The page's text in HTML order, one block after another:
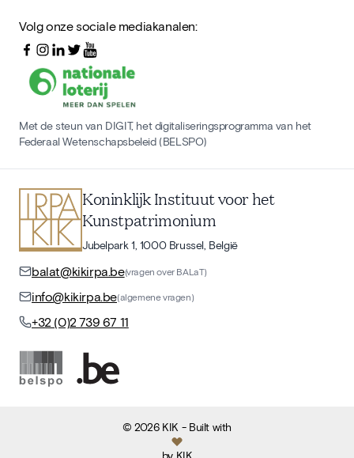
Volg onze sociale mediakanalen:
Met de steun van DIGIT, het digitaliseringsprogramma van het
Federaal Wetenschapsbeleid (BELSPO)
Koninklijk Instituut voor het
Kunstpatrimonium
Jubelpark 1, 1000 Brussel, België
balat@kikirpa.be(vragen over BALaT)
info@kikirpa.be(algemene vragen)
+32 (0)2 739 67 11
©2026 KIK - Built with
by KIK